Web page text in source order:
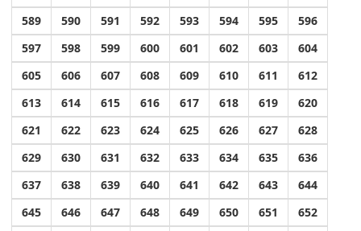
589
590 591 592 593 594 595
596
597
598 599 600 601 602 603
604
605
606 607 608 609 610 611
612
613
614 615 616 617 618 619
620
621
622 623 624 625 626 627
628
629
630 631 632 633 634 635
636
637
638 639 640 641 642 643
644
645
646 647 648 649 650 651
652